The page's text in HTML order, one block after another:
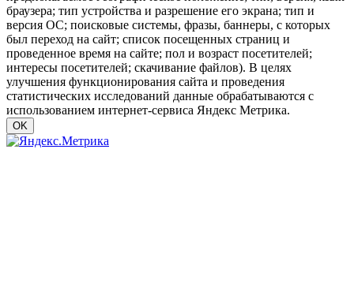
браузера; тип устройства и разрешение его экрана; тип и
версия ОС; поисковые системы, фразы, баннеры, с которых
был переход на сайт; список посещенных страниц и
проведенное время на сайте; пол и возраст посетителей;
интересы посетителей; скачивание файлов). В целях
улучшения функционирования сайта и проведения
статистических исследований данные обрабатываются с
использованием интернет-сервиса Яндекс Метрика.
OK